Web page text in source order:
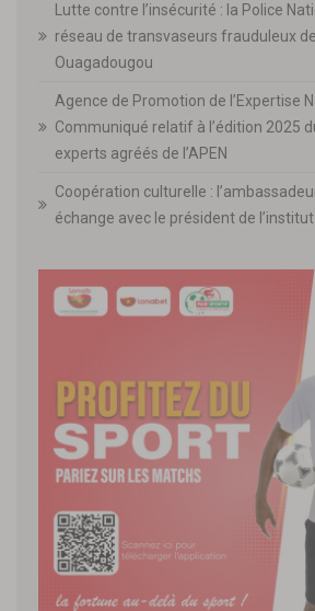
Lutte contre l’insécurité : la Police
réseau de transvaseurs frauduleux
Ouagadougou
Agence de Promotion de l’Expertise
Communiqué relatif à l’édition 2025
experts agréés de l’APEN
Coopération culturelle :
échange avec le président de